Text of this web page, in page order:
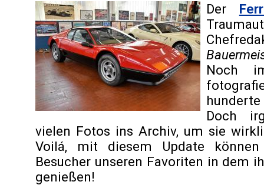
Der
Noch
Doch
vielen Fotos ins Archiv, um sie
Voilá, mit diesem Update
Besucher unseren Favoriten in dem
genießen!